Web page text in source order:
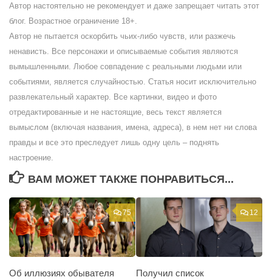
Автор настоятельно не рекомендует и даже запрещает читать этот
блог. Возрастное ограничение 18+.
Автор не пытается оскорбить чьих-либо чувств, или разжечь
ненависть. Все персонажи и описываемые события являются
вымышленными. Любое совпадение с реальными людьми или
событиями, является случайностью. Статья носит исключительно
развлекательный характер. Все картинки, видео и фото
отредактированные и не настоящие, весь текст является
вымыслом (включая названия, имена, адреса), в нем нет ни слова
правды и все это преследует лишь одну цель – поднять
настроение.
ВАМ МОЖЕТ ТАКЖЕ ПОНРАВИТЬСЯ...
75
Об иллюзиях обывателя
12
Получил список